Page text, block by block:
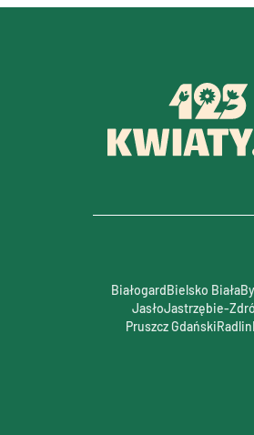
BiałogardBielsko Biała
JasłoJastrzębie-
Pruszcz GdańskiRadlin